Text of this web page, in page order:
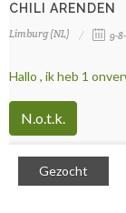
CHILI ARENDEN
Limburg (NL) 9-
Hallo , ik heb 1
N.o.t.k.
Gezocht